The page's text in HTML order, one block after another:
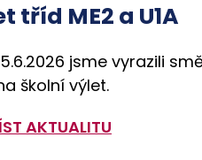
tříd ME2 a U1A
jsme vyrazili
školní výlet.
AKTUALITU